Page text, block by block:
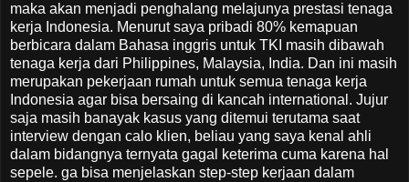
maka akan menjadi penghalang melajunya prestasi tenaga
kerja Indonesia. Menurut saya pribadi 80% kemapuan
berbicara dalam Bahasa inggris untuk TKI masih dibawah
tenaga kerja dari Philippines, Malaysia, India. Dan ini masih
merupakan pekerjaan rumah untuk semua tenaga kerja
Indonesia agar bisa bersaing di kancah international. Jujur
saja masih banayak kasus yang ditemui terutama saat
interview dengan calo klien, beliau yang saya kenal ahli
dalam bidangnya ternyata gagal keterima cuma karena hal
sepele. ga bisa menjelaskan step-step kerjaan dalam